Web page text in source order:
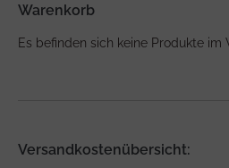
Warenkorb
Es befinden sich keine Produkte im
Versandkostenübersicht: